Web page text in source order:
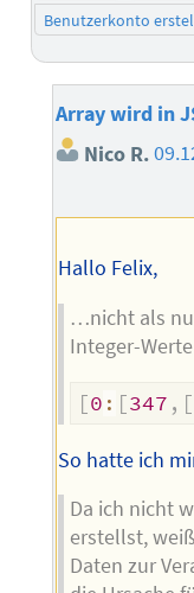
Benutzerkonto
Array wird in
Nico R.
Hallo Felix,
…nicht als
Integer-
[0 : [347 , [
So hatte ich
Da ich nicht
erstellst,
Daten zur